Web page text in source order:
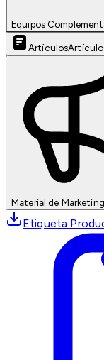
Equipos
Artículos
Material de Marketing
Etiqueta